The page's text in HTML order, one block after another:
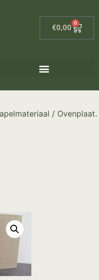
€0,00
0
/ Ovenplaat.